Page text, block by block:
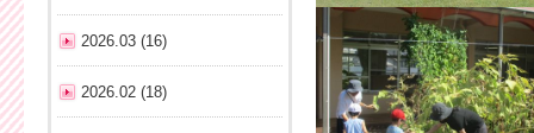
2026.03 (16)
2026.02 (18)